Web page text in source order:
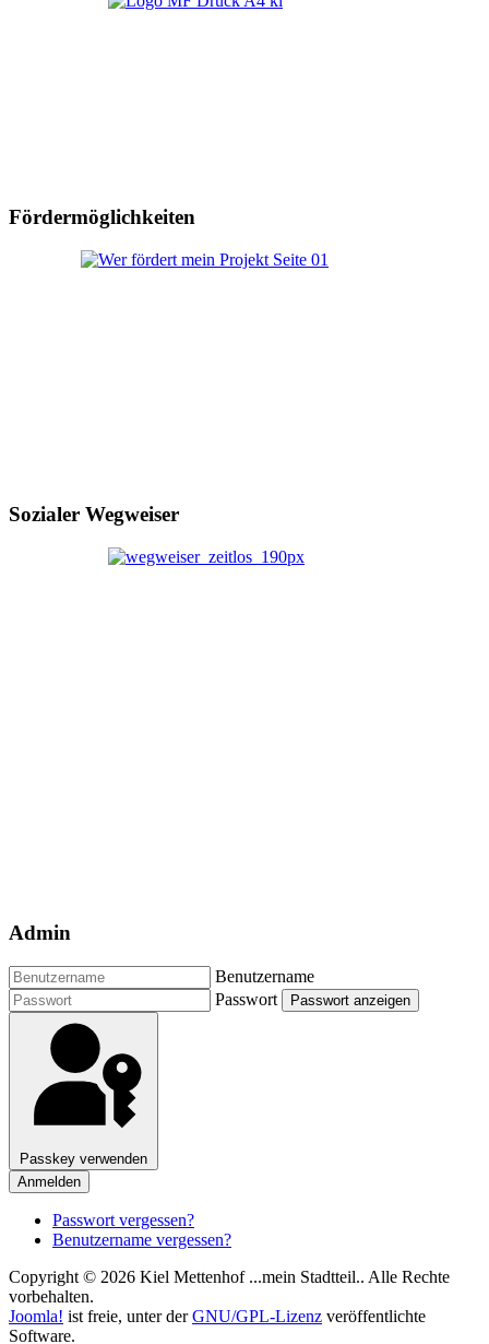
Fördermöglichkeiten
Sozialer Wegweiser
Admin
Benutzername
Passwort
Passwort anzeigen
Passkey verwenden
Anmelden
Passwort vergessen?
Benutzername vergessen?
Copyright © 2026 Kiel Mettenhof ...mein Stadtteil.. Alle Rechte
vorbehalten.
Joomla! ist freie, unter derGNU/GPL-Lizenz veröffentlichte
Software.